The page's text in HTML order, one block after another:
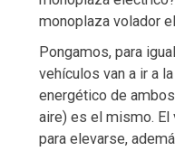
monoplaza volador
Pongamos, para
vehículos van a ir a
energético de
aire) es el mismo. El
para elevarse,